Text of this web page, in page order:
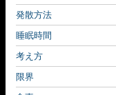
発散方法
睡眠時間
考え方
限界